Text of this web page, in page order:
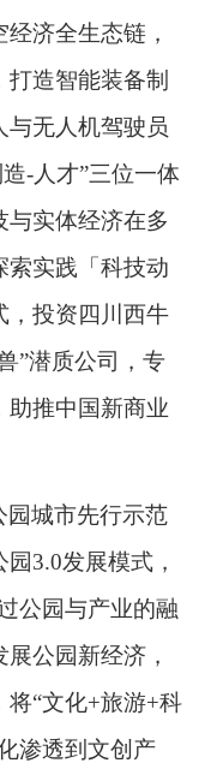
济全生态链，
造智能装备制
与无人机驾驶员
-人才”三位一体
与实体经济在多
索实践「科技动
，投资四川西牛
”潜质公司，专
助推中国新商业
园城市先行示范
3.0发展模式，
公园与产业的融
公园新经济，
“文化+旅游+科
渗透到文创产